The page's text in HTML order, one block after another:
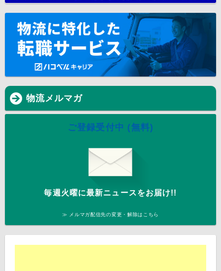
物流メルマガ
ご登録受付中 (無料)
毎週火曜に最新ニュースをお届け!!
≫ メルマガ配信先の変更・解除はこちら